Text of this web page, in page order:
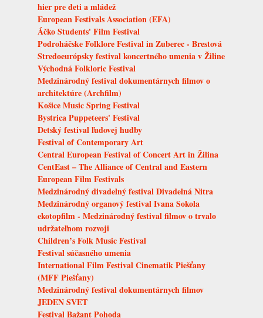
hier pre deti a mládež
European Festivals Association (EFA)
Áčko Students' Film Festival
Podroháčske Folklore Festival in Zuberec - Brestová
Stredoeurópsky festival koncertného umenia v Žiline
Východná Folkloric Festival
Medzinárodný festival dokumentárnych filmov o
architektúre (Archfilm)
Košice Music Spring Festival
Bystrica Puppeteers' Festival
Detský festival ľudovej hudby
Festival of Contemporary Art
Central European Festival of Concert Art in Žilina
CentEast – The Alliance of Central and Eastern
European Film Festivals
Medzinárodný divadelný festival Divadelná Nitra
Medzinárodný organový festival Ivana Sokola
ekotopfilm - Medzinárodný festival filmov o trvalo
udržateľnom rozvoji
Children’s Folk Music Festival
Festival súčasného umenia
International Film Festival Cinematik Piešťany
(MFF Piešťany)
Medzinárodný festival dokumentárnych filmov
JEDEN SVET
Festival Bažant Pohoda